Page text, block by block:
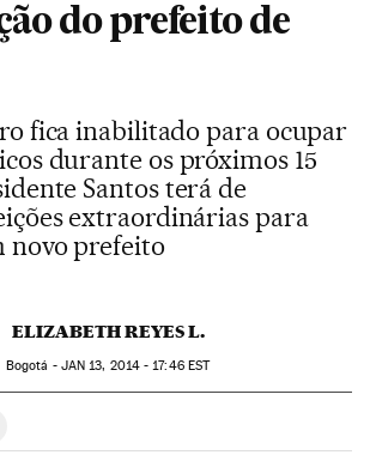
do prefeito de
fica inabilitado para ocupar
durante os próximos 15
Santos terá de
extraordinárias para
novo prefeito
ELIZABETH REYES L.
Bogotá - JAN 13, 2014 - 17:46EST
Facebook
en TwitterRedes Sociales